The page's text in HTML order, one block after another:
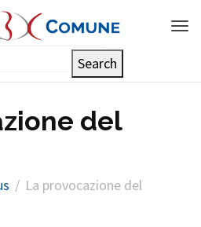
del
La provocazione del